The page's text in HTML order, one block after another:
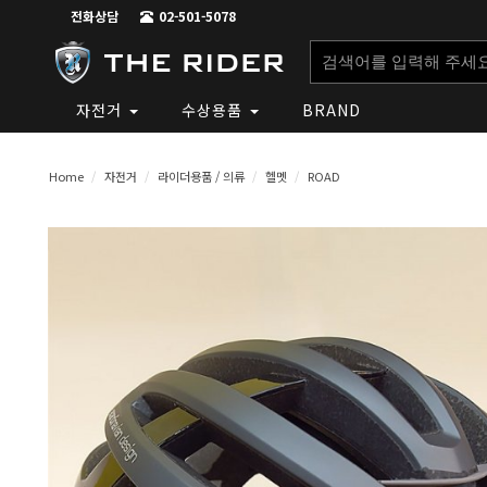
전화상담 02-501-5078
자전거 수상용품 BRAND
Home 자전거 라이더용품 / 의류 헬멧 ROAD